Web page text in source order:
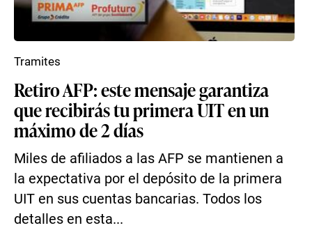
Retiro AFP: este mensaje garantiza
que recibirás tu primera UIT en un
máximo de 2 días
Miles de afiliados a las AFP se mantienen a
la expectativa por el depósito de la primera
UIT en sus cuentas bancarias. Todos los
detalles en esta...
Tramites